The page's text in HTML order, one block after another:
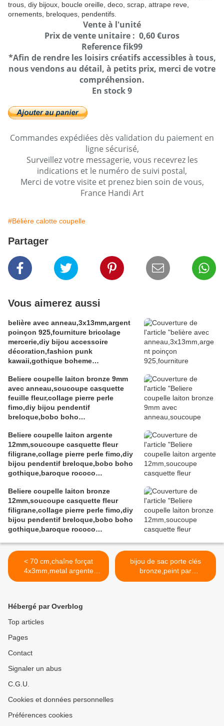
trous, diy bijoux, boucle oreille, deco, scrap, attrape reve,
ornements, breloques, pendentifs.
Vente à l'unité
Prix de vente unitaire : 0,60 €uros
Reference fik99
*Afin de rendre les loisirs créatifs accessibles à tous,
nous vendons au détail, à petits prix, merci de votre
compréhension.
En stock 9
Commandes expédiées dès validation du paiement en
ligne sécurisé,
Surveillez votre messagerie, vous recevrez les
indications et le numéro de suivi postal,
Merci de votre visite et prenez bien soin de vous,
France Handi Art
#Bélière calotte coupelle
Partager
Vous aimerez aussi
belière avec anneau,3x13mm,argent
poinçon 925,fourniture bricolage
mercerie,diy bijou accessoire
décoration,fashion punk
kawaii,gothique boheme
ceremonie,ateliers du fait mains
Beliere coupelle laiton bronze 9mm
avec anneau,soucoupe casquette
feuille fleur,collage pierre perle
fimo,diy bijou pendentif
breloque,bobo boho
victorien,deco scrap
Beliere coupelle laiton argente
12mm,soucoupe casquette fleur
filigrane,collage pierre perle fimo,diy
bijou pendentif breloque,bobo boho
gothique,baroque rococo
Beliere coupelle laiton bronze
12mm,soucoupe casquette fleur
filigrane,collage pierre perle fimo,diy
bijou pendentif breloque,bobo boho
gothique,baroque rococo
< 70 cm,chaîne forçat
4x3mm,metal argente
,fermoir mousqueton,collier
accessoire
décoration,scrapbooking,go
edouardien,ateliers du fait
mains,art deco art
ceremonie anniversaire
bijou de sac porte clés
bronze,peint par
artiste,rose blanc
Hébergé par Overblog
Top articles
Pages
Contact
Signaler un abus
C.G.U.
Cookies et données personnelles
Préférences cookies